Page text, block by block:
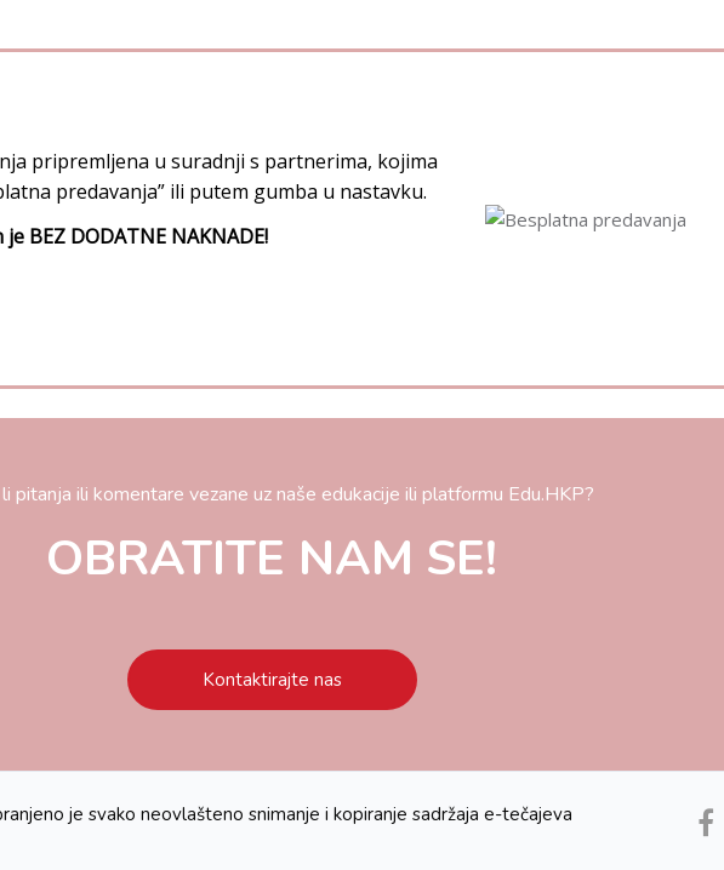
pripremljena u suradnji s partnerima, kojima
predavanja” ili putem gumba u nastavku.
BEZ DODATNE NAKNADE!
pitanja ili komentare vezane uz naše edukacije ili platformu Edu.HKP?
OBRATITE NAM SE!
Kontaktirajte nas
je svako neovlašteno snimanje i kopiranje sadržaja e-tečajeva